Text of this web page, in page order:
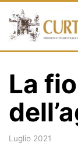
Salta
contenuto
La
Luglio 2021